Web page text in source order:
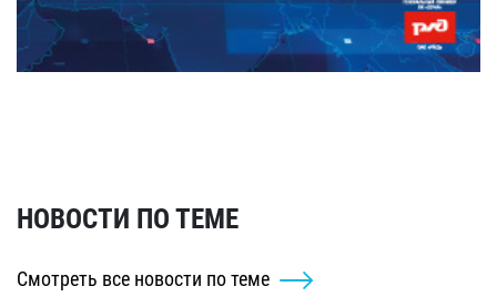
НОВОСТИ ПО ТЕМЕ
Смотреть все новости по теме